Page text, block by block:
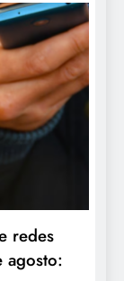
redes
agosto: